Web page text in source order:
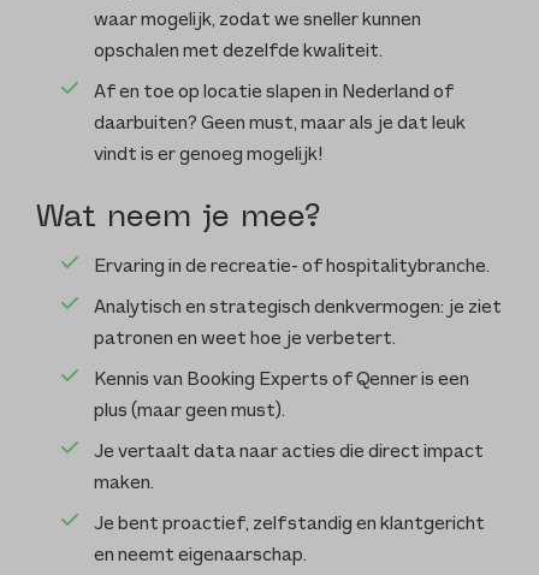
waar mogelijk, zodat we sneller kunnen
opschalen met dezelfde kwaliteit.
Af en toe op locatie slapen in Nederland of
daarbuiten? Geen must, maar als je dat leuk
vindt is er genoeg mogelijk!
Wat neem je mee?
Ervaring in de recreatie- of hospitalitybranche.
Analytisch en strategisch denkvermogen: je ziet
patronen en weet hoe je verbetert.
Kennis van Booking Experts of Qenner is een
plus (maar geen must).
Je vertaalt data naar acties die direct impact
maken.
Je bent proactief, zelfstandig en klantgericht
en neemt eigenaarschap.